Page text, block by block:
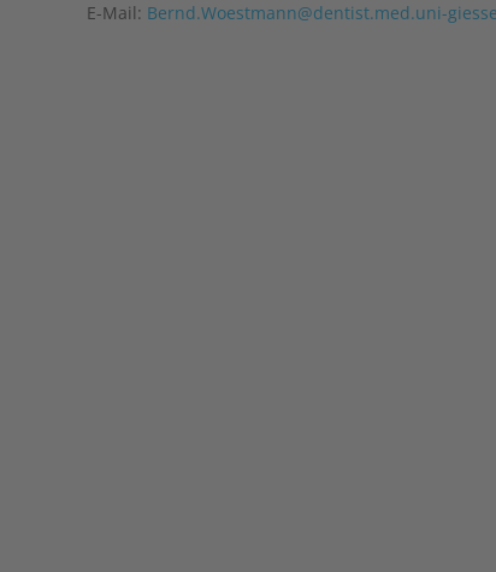
E-Mail: Bernd.Woestmann@dentist.med.uni-